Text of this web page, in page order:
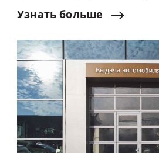
Узнать больше